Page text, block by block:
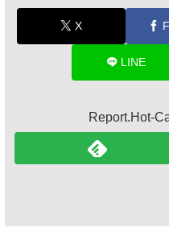
X
LINE
Report.Hot-